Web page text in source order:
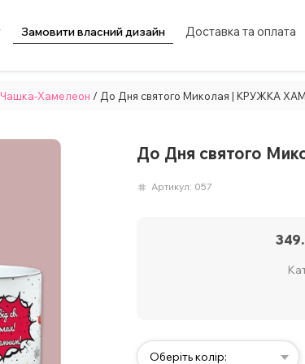
Замовити власний дизайн Доставка та оплата
Чашка-Хамелеон / До Дня святого Миколая | КРУЖКА
До Дня святого
Артикул: 057
Оберіть колір: